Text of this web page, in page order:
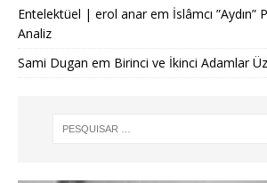
Entelektüel | erol anarem İslâmcı
Analiz
Sami Dugan em Birinci ve İkinci Adamlar